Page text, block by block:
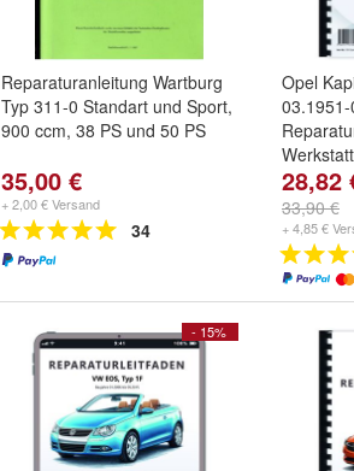
Reparaturanleitung Wartburg
Typ 311-0 Standart und Sport,
900 ccm, 38 PS und 50 PS
35,00 €
+ 2,00 € Versand
34
Opel
28,82
33,90 €
+ 4,85 €
- 15%